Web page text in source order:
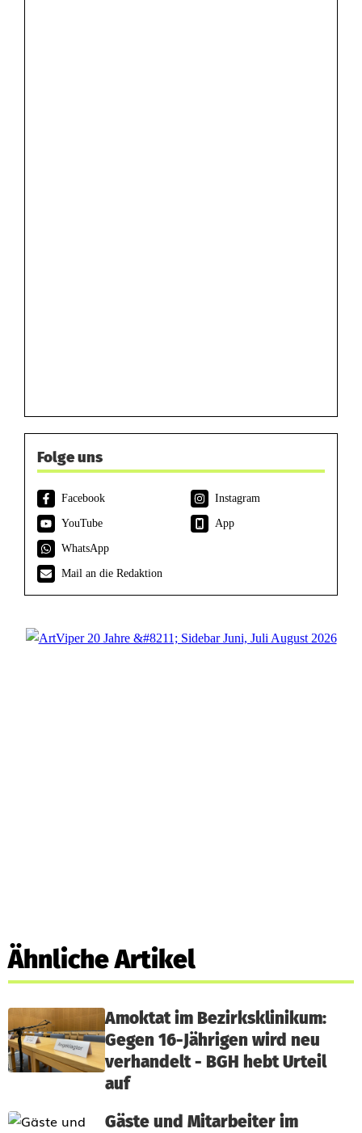
Folge uns
Facebook
Instagram
YouTube
App
WhatsApp
Mail an die Redaktion
Ähnliche Artikel
Amoktat im Bezirksklinikum:
Gegen 16-Jährigen wird neu
verhandelt - BGH hebt Urteil
auf
Gäste und Mitarbeiter im